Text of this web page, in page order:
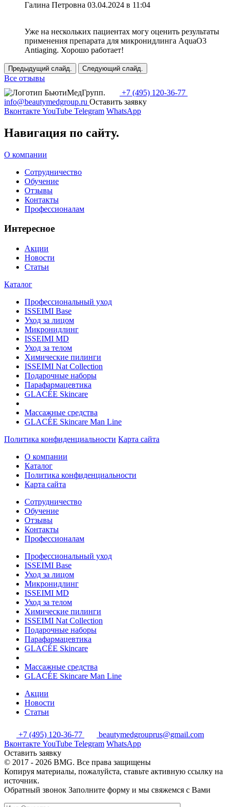
Галина Петровна 03.04.2024 в 11:04
Уже на нескольких пациентах могу оценить результаты
применения препарата для микронидлинга AquaO3
Antiaging. Хорошо работает!
Предыдущий слайд. Следующий слайд.
Все отзывы
+7 (495) 120-36-77
info@beautymedgroup.ru Оставить заявку
Вконтакте YouTube Telegram WhatsApp
Навигация по сайту.
О компании
Сотрудничество
Обучение
Отзывы
Контакты
Профессионалам
Интересное
Акции
Новости
Статьи
Каталог
Профессиональный уход
ISSEIMI Base
Уход за лицом
Микронидлинг
ISSEIMI MD
Уход за телом
Химические пилинги
ISSEIMI Nat Collection
Подарочные наборы
Парафармацевтика
GLACÉE Skincare
Массажные средства
GLACÉE Skincare Man Line
Политика конфиденциальности Карта сайта
О компании
Каталог
Политика конфиденциальности
Карта сайта
Сотрудничество
Обучение
Отзывы
Контакты
Профессионалам
Профессиональный уход
ISSEIMI Base
Уход за лицом
Микронидлинг
ISSEIMI MD
Уход за телом
Химические пилинги
ISSEIMI Nat Collection
Подарочные наборы
Парафармацевтика
GLACÉE Skincare
Массажные средства
GLACÉE Skincare Man Line
Акции
Новости
Статьи
+7 (495) 120-36-77
beautymedgrouprus@gmail.com
Вконтакте YouTube Telegram WhatsApp
Оставить заявку
© 2017 - 2026 BMG. Все права защищены
Копируя материалы, пожалуйста, ставьте активную ссылку на
источник.
Обратный звонок Заполните форму и мы свяжемся с Вами